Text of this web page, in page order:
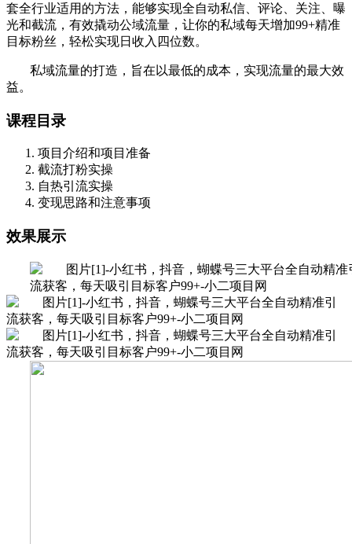
套全行业适用的方法，能够实现全自动私信、评论、关注、曝
光和截流，有效撬动公域流量，让你的私域每天增加99+精准
目标粉丝，轻松实现日收入四位数。
私域流量的打造，旨在以最低的成本，实现流量的最大效
益。
课程目录
项目介绍和项目准备
截流打粉实操
自热引流实操
变现思路和注意事项
效果展示